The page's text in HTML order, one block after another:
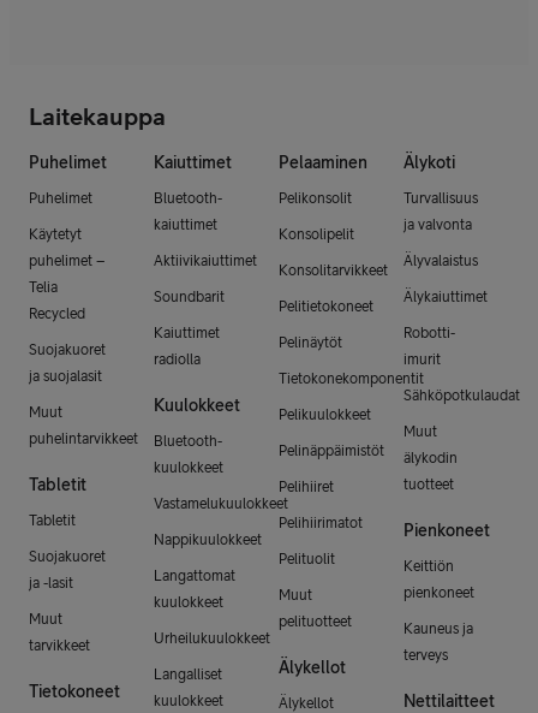
Laitekauppa
Puhelimet
Puhelimet
Käytetyt
puhelimet –
Telia
Recycled
Suojakuoret
ja suojalasit
Muut
puhelintarvikkeet
Tabletit
Tabletit
Suojakuoret
ja -lasit
Muut
tarvikkeet
Tietokoneet
Kaiuttimet
Bluetooth-
kaiuttimet
Aktiivikaiuttimet
Soundbarit
Kaiuttimet
radiolla
Kuulokkeet
Bluetooth-
kuulokkeet
Vastamelukuulokkeet
Nappikuulokkeet
Langattomat
kuulokkeet
Urheilukuulokkeet
Langalliset
kuulokkeet
Pelaaminen
Pelikonsolit
Konsolipelit
Konsolitarvikkeet
Pelitietokoneet
Pelinäytöt
Tietokonekomponentit
Pelikuulokkeet
Pelinäppäimistöt
Pelihiiret
Pelihiirimatot
Pelituolit
Muut
pelituotteet
Älykellot
Älykellot
Älykoti
Turvallisuus
ja valvonta
Älyvalaistus
Älykaiuttimet
Robotti-
imurit
Sähköpotkulaudat
Muut
älykodin
tuotteet
Pienkoneet
Keittiön
pienkoneet
Kauneus ja
terveys
Nettilaitteet